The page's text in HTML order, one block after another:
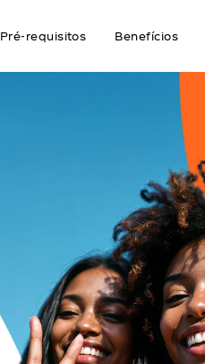
Pré-requisitos Benefícios